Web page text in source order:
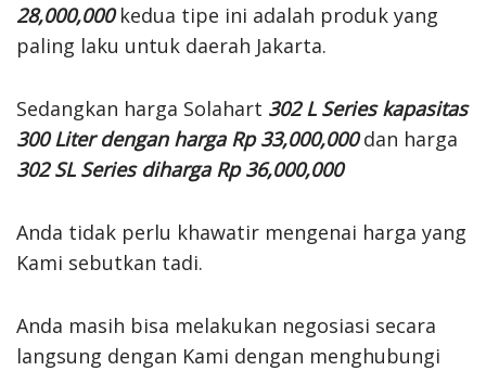
28,000,000kedua tipe ini adalah produk yang
paling laku untuk daerah Jakarta.
Sedangkan harga Solahart 302 L Series kapasitas
300 Liter dengan harga Rp 33,000,000dan harga
302 SL Series diharga Rp 36,000,000
Anda tidak perlu khawatir mengenai harga yang
Kami sebutkan tadi.
Anda masih bisa melakukan negosiasi secara
langsung dengan Kami dengan menghubungi